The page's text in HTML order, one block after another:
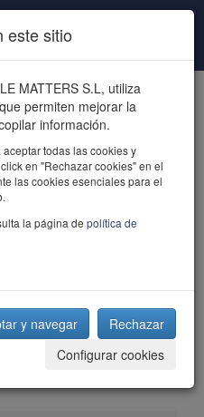
by talent
este sitio
MATTERS S.L, utiliza
permiten mejorar la
información.
todas las cookies y
en "Rechazar cookies" en el
las cookies esenciales para el
la página de política de
y navegar
Rechazar
Configurar cookies